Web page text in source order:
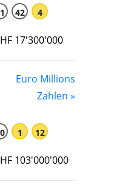
42 4
17'300'000
Euro Millions
Zahlen »
1 12
103'000'000